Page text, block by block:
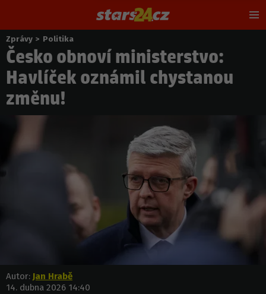
Nacházíte
se
zde:
Zprávy > Politika
Česko obnoví ministerstvo:
Havlíček oznámil chystanou
změnu!
Autor: Jan Hrabě
14. dubna 2026 14:40